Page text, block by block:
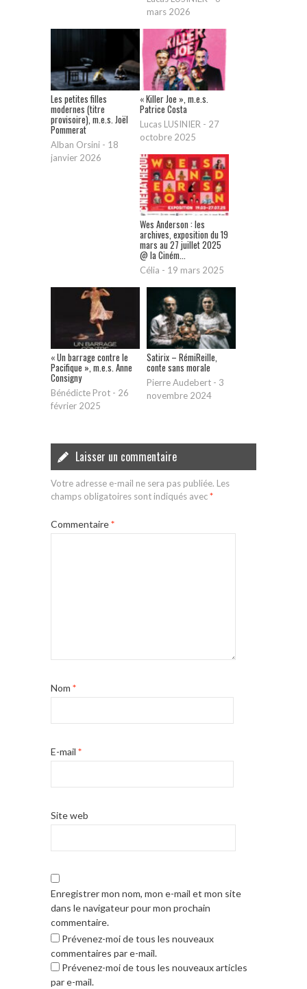
mars 2026
Les petites filles
modernes (titre
provisoire), m.e.s. Joël
Pommerat
Alban Orsini - 18
janvier 2026
« Killer Joe », m.e.s.
Patrice Costa
Lucas LUSINIER - 27
octobre 2025
Wes Anderson : les
archives, exposition du 19
mars au 27 juillet 2025
@ la Ciném...
Célia - 19 mars 2025
« Un barrage contre le
Pacifique », m.e.s. Anne
Consigny
Bénédicte Prot - 26
février 2025
Satirix – RémiReille,
conte sans morale
Pierre Audebert - 3
novembre 2024
Laisser un commentaire
Votre adresse e-mail ne sera pas publiée. Les
champs obligatoires sont indiqués avec*
Commentaire*
Nom *
E-mail *
Site web
Enregistrer mon nom, mon e-mail et mon site
dans le navigateur pour mon prochain
commentaire.
Prévenez-moi de tous les nouveaux
commentaires par e-mail.
Prévenez-moi de tous les nouveaux articles
par e-mail.